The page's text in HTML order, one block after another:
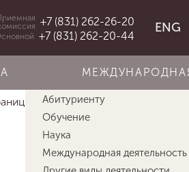
+7 (831) 262-26-20
+7 (831) 262-20-44
ENG
памяти&q...
Об университете
Абитуриенту
Обучение
Наука
Международная деятельность